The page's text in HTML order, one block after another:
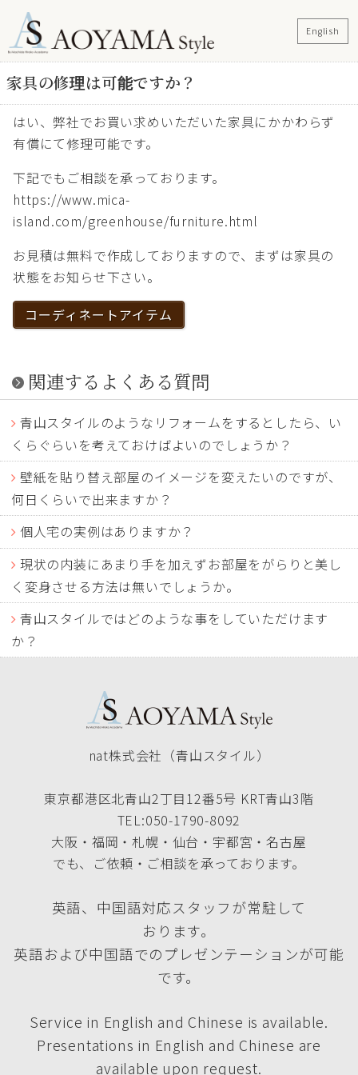
English
家具の修理は可能ですか？
はい、弊社でお買い求めいただいた家具にかかわらず
有償にて修理可能です。
下記でもご相談を承っております。
https://www.mica-
island.com/greenhouse/furniture.html
お見積は無料で作成しておりますので、まずは家具の
状態をお知らせ下さい。
コーディネートアイテム
関連するよくある質問
青山スタイルのようなリフォームをするとしたら、い
くらぐらいを考えておけばよいのでしょうか？
壁紙を貼り替え部屋のイメージを変えたいのですが、
何日くらいで出来ますか？
個人宅の実例はありますか？
現状の内装にあまり手を加えずお部屋をがらりと美し
く変身させる方法は無いでしょうか。
青山スタイルではどのような事をしていただけます
か？
nat株式会社（青山スタイル）
東京都港区北青山2丁目12番5号 KRT青山3階
TEL:050-1790-8092
大阪・福岡・札幌・仙台・宇都宮・名古屋
でも、ご依頼・ご相談を承っております。
英語、中国語対応スタッフが常駐して
おります。
英語および中国語でのプレゼンテーションが可能
です。
Service in English and Chinese is available.
Presentations in English and Chinese are
available upon request.